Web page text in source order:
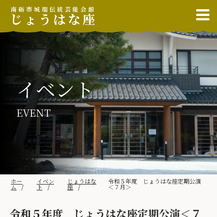
南砺市城端伝統芸能会館
じょうはな座
イベント
EVENT
ホー
ム
イベン
ト
じょうはな
座
令和５年度 じょうはな座定期公演
＜７月＞
令和５年度 じょうはな座定期公演＜７